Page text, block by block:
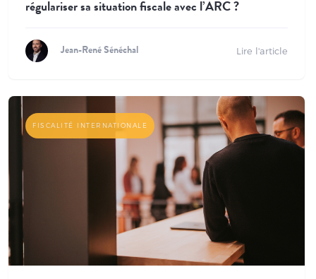
régulariser sa situation fiscale avec l’ARC ?
Jean-René Sénéchal Lire l'article
FISCALITÉ INTERNATIONALE